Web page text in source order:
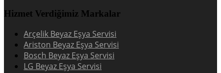
Hizmet Verdiğimiz Markalar
Arçelik Beyaz Eşya Servisi
Ariston Beyaz Eşya Servisi
Bosch Beyaz Eşya Servisi
LG Beyaz Eşya Servisi